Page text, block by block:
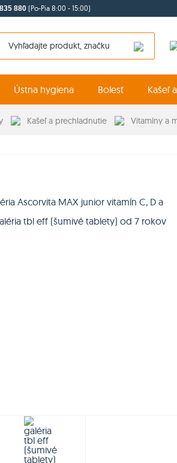
880 (Po-Pia 8:00 - 15:00)
Ústna hygiena Bolesť Kašeľ
Kašeľ a prechladnutie Vitamíny a